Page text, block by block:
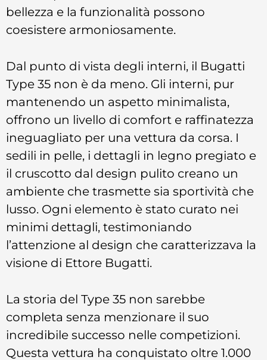
bellezza e la funzionalità possono
coesistere armoniosamente.
Dal punto di vista degli interni, il Bugatti
Type 35 non è da meno. Gli interni, pur
mantenendo un aspetto minimalista,
offrono un livello di comfort e raffinatezza
ineguagliato per una vettura da corsa. I
sedili in pelle, i dettagli in legno pregiato e
il cruscotto dal design pulito creano un
ambiente che trasmette sia sportività che
lusso. Ogni elemento è stato curato nei
minimi dettagli, testimoniando
l’attenzione al design che caratterizzava la
visione di Ettore Bugatti.
La storia del Type 35 non sarebbe
completa senza menzionare il suo
incredibile successo nelle competizioni.
Questa vettura ha conquistato oltre 1.000